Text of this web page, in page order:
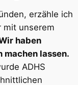
erzähle ich
mit unserem
haben
lassen.
ADHS